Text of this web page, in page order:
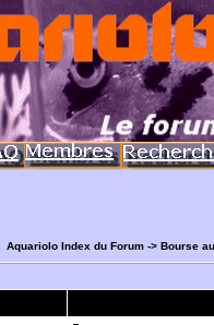
Aquariolo Index du Forum -> Bourse